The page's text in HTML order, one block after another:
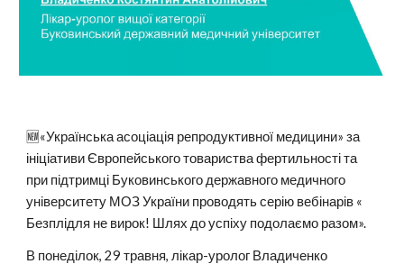
🆕«Українська асоціація репродуктивної медицини» за
ініціативи Європейського товариства фертильності та
при підтримці Буковинського державного медичного
університету МОЗ України проводять серію вебінарів «
Безплідля не вирок! Шлях до успіху подолаємо разом».
В понеділок, 29 травня, лікар-уролог Владиченко